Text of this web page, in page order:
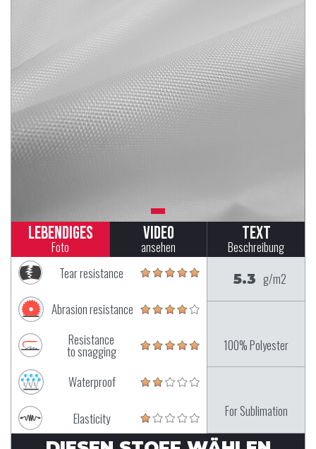
Lebendiges
Foto
Video
ansehen
Text
Beschreibung
Tear resistance
Abrasion resistance
Resistance
to snagging
Waterproof
Elasticity
5.3 g/m2
100% Polyester
For Sublimation